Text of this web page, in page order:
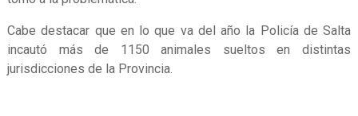
Cabe destacar que en lo que va del año la Policía de Salta
incautó más de 1150 animales sueltos en distintas
jurisdicciones de la Provincia.